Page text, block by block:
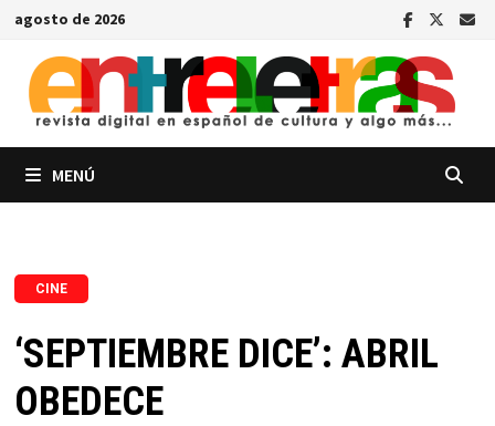
Saltar
contenido
agosto de 2026
MENÚ
CINE
‘SEPTIEMBRE DICE’: ABRIL
OBEDECE